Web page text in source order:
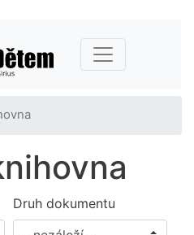
hlavnímu
obsahu
Druh dokumentu